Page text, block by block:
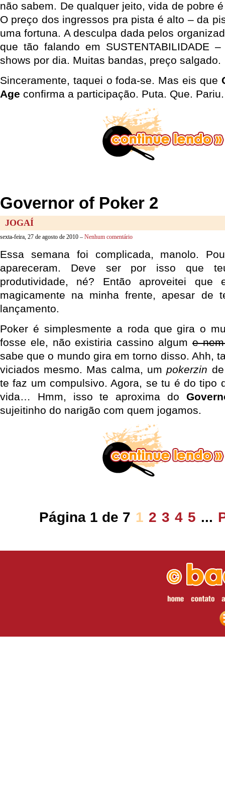
não sabem. De qualquer jeito, vida de pobre
O preço dos ingressos pra pista é alto – da
uma fortuna. A desculpa dada pelos
que tão falando em SUSTENTABILIDADE
shows por dia. Muitas bandas, preço salgado.
Sinceramente, taquei o foda-se. Mas eis que
Age confirma a participação. Puta. Que. Pariu.
Governor of Poker 2
JOGAÍ
sexta-feira, 27 de agosto de 2010 – Nenhum comentário
Essa semana foi complicada, manolo.
apareceram. Deve ser por isso que
produtividade, né? Então aproveitei que
magicamente na minha frente, apesar de
lançamento.
Poker é simplesmente a roda que gira o
fosse ele, não existiria cassino algum e
sabe que o mundo gira em torno disso. Ahh,
viciados mesmo. Mas calma, umpokerzin
te faz um compulsivo. Agora, se tu é do tipo
vida… Hmm, isso te aproxima do
sujeitinho do narigão com quem jogamos.
Página 1 de 7 1 2 3 4 5 ...